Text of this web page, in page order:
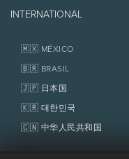
Prix d'excellence
Services aux propriétaires
Fondation Tremblant
Nous joindre
Politiques
INTERNATIONAL
🇲🇽 MÉXICO
🇧🇷 BRASIL
🇯🇵 日本国
🇰🇷 대한민국
🇨🇳 中华人民共和国